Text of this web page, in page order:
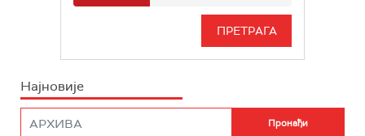
РАДИО БЕОГРАД 3
РАДИО РОКЕНРОЛЕР
Најновије